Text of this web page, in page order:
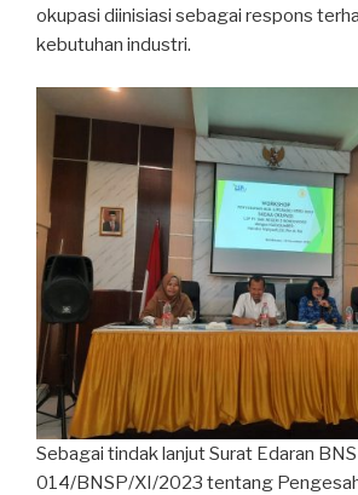
okupasi diinisiasi sebagai respons
kebutuhan industri.
Sebagai tindak lanjut Surat Edaran
014/BNSP/XI/2023 tentang